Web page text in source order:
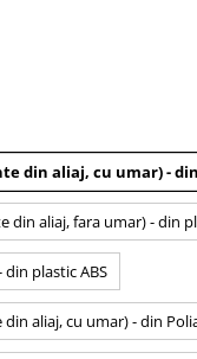
din aliaj, cu umar) -
din aliaj, fara umar) - din
plastic ABS
aliaj, cu umar) - din